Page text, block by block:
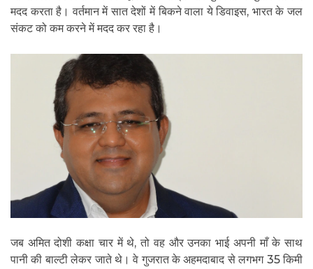
मदद करता है। वर्तमान में सात देशों में बिकने वाला ये डिवाइस, भारत के जल
संकट को कम करने में मदद कर रहा है।
जब अमित दोशी कक्षा चार में थे, तो वह और उनका भाई अपनी माँ के साथ
पानी की बाल्टी लेकर जाते थे। वे गुजरात के अहमदाबाद से लगभग 35 किमी